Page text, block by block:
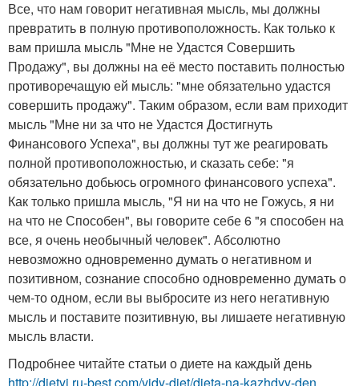
Все, что нам говорит негативная мысль, мы должны
превратить в полную противоположность. Как только к
вам пришла мысль "Мне не Удастся Совершить
Продажу", вы должны на её место поставить полностью
противоречащую ей мысль: "мне обязательно удастся
совершить продажу". Таким образом, если вам приходит
мысль "Мне ни за что не Удастся Достигнуть
Финансового Успеха", вы должны тут же реагировать
полной противоположностью, и сказать себе: "я
обязательно добьюсь огромного финансового успеха".
Как только пришла мысль, "Я ни на что не Гожусь, я ни
на что не Способен", вы говорите себе 6 "я способен на
все, я очень необычный человек". Абсолютно
невозможно одновременно думать о негативном и
позитивном, сознание способно одновременно думать о
чем-то одном, если вы выбросите из него негативную
мысль и поставите позитивную, вы лишаете негативную
мысль власти.
Подробнее читайте статьи о диете на каждый день